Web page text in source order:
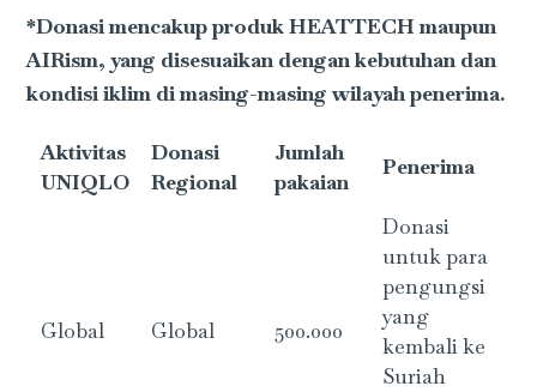
*Donasi mencakup produk HEATTECH maupun
AIRism, yang disesuaikan dengan kebutuhan dan
kondisi iklim di masing-masing wilayah penerima.
Aktivitas
UNIQLO
Donasi
Regional
Jumlah
pakaian
Penerima
Global Global 500.000
Donasi
untuk para
pengungsi
yang
kembali ke
Suriah